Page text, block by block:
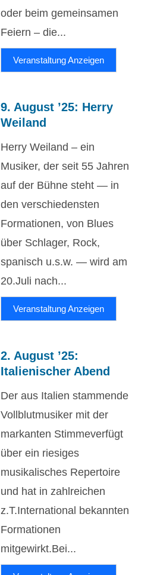
oder beim gemeinsamen
Feiern – die...
Veranstaltung Anzeigen
9. August ’25: Herry
Weiland
Herry Weiland – ein
Musiker, der seit 55 Jahren
auf der Bühne steht — in
den verschiedensten
Formationen, von Blues
über Schlager, Rock,
spanisch u.s.w. — wird am
20.Juli nach...
Veranstaltung Anzeigen
2. August ’25:
Italienischer Abend
Der aus Italien stammende
Vollblutmusiker mit der
markanten Stimmeverfügt
über ein riesiges
musikalisches Repertoire
und hat in zahlreichen
z.T.International bekannten
Formationen
mitgewirkt.Bei...